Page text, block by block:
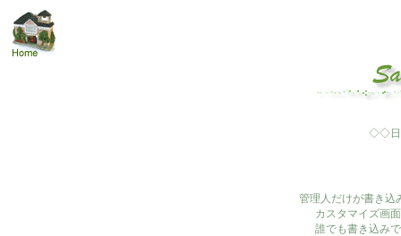
◇◇日
管理人だけが書き込
カスタマイズ画
誰でも書き込み